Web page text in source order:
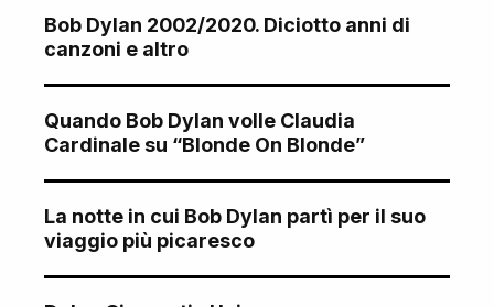
Bob Dylan 2002/2020. Diciotto anni di
canzoni e altro
Quando Bob Dylan volle Claudia
Cardinale su “Blonde On Blonde”
La notte in cui Bob Dylan partì per il suo
viaggio più picaresco